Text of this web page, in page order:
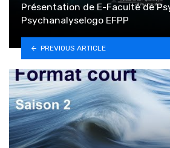
Présentation de E-Faculté de
Psychanalyselogo EFPP
PREVIOUS ARTICLE